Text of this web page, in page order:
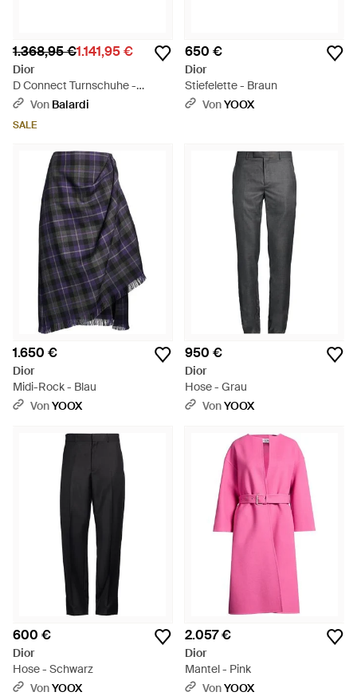
1.368,95 €1.141,95 €
Dior
D Connect Turnschuhe -
Mettallic
Von Balardi
SALE
650 €
Dior
Stiefelette - Braun
VonYOOX
1.650 €
Dior
Midi-Rock - Blau
VonYOOX
950 €
Dior
Hose - Grau
VonYOOX
600 €
Dior
Hose - Schwarz
VonYOOX
2.057 €
Dior
Mantel - Pink
VonYOOX